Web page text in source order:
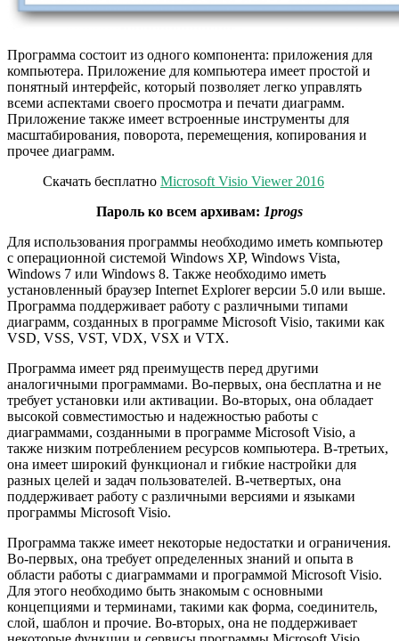
Программа состоит из одного компонента: приложения для
компьютера. Приложение для компьютера имеет простой и
понятный интерфейс, который позволяет легко управлять
всеми аспектами своего просмотра и печати диаграмм.
Приложение также имеет встроенные инструменты для
масштабирования, поворота, перемещения, копирования и
прочее диаграмм.
Скачать бесплатно Microsoft Visio Viewer 2016
Пароль ко всем архивам: 1progs
Для использования программы необходимо иметь компьютер
с операционной системой Windows XP, Windows Vista,
Windows 7 или Windows 8. Также необходимо иметь
установленный браузер Internet Explorer версии 5.0 или выше.
Программа поддерживает работу с различными типами
диаграмм, созданных в программе Microsoft Visio, такими как
VSD, VSS, VST, VDX, VSX и VTX.
Программа имеет ряд преимуществ перед другими
аналогичными программами. Во-первых, она бесплатна и не
требует установки или активации. Во-вторых, она обладает
высокой совместимостью и надежностью работы с
диаграммами, созданными в программе Microsoft Visio, а
также низким потреблением ресурсов компьютера. В-третьих,
она имеет широкий функционал и гибкие настройки для
разных целей и задач пользователей. В-четвертых, она
поддерживает работу с различными версиями и языками
программы Microsoft Visio.
Программа также имеет некоторые недостатки и ограничения.
Во-первых, она требует определенных знаний и опыта в
области работы с диаграммами и программой Microsoft Visio.
Для этого необходимо быть знакомым с основными
концепциями и терминами, такими как форма, соединитель,
слой, шаблон и прочие. Во-вторых, она не поддерживает